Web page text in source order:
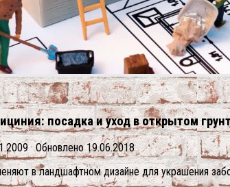
посадка и уход в открытом
· Обновлено19.06.2018
в ландшафтном дизайне для украшения